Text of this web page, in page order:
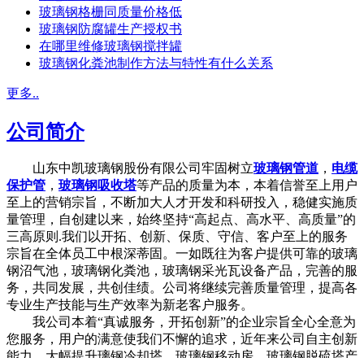
玻璃钢格栅同质量价格低
玻璃钢防腐罐生产授权书
在哪里维修玻璃钢搅拌罐
玻璃钢化粪池制作方法与特性有什么关系
更多..
公司简介
山东中凯玻璃钢股份有限公司牢固树立玻璃钢管道 ， 电缆
保护管 ， 玻璃钢吸收塔等产品的质量为本，本着信誉至上用户
至上的营销宗旨，不断加大人才开发和科研投入，稳健实施质
量管理，自创建以来，始终坚持“高起点、高水平、高质量”的
三高原则.我们以开拓、创新、保质、守信、客户至上的服务
宗旨在全体员工中根深蒂固。一如既往为客户提供可靠的玻璃
钢沼气池，玻璃钢化粪池，玻璃钢采光瓦设备产品，完善的服
务，共同发展，共创佳绩。公司将继续完善质量管理，提高各
专业生产技能与生产效率为新老客户服务。
我公司本着“真诚服务，开拓创新”的企业宗旨全心全意为
您服务，用户的满意使我们不懈的追求，近年来公司自主创新